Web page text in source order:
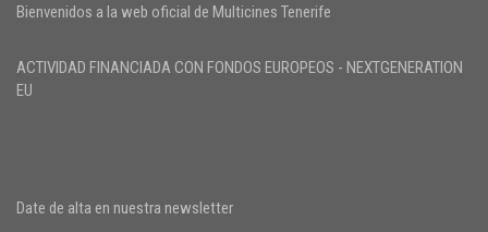
Bienvenidos a la web oficial de Multicines Tenerife
ACTIVIDAD FINANCIADA CON FONDOS EUROPEOS - NEXTGENERATION
EU
Date de alta en nuestra newsletter